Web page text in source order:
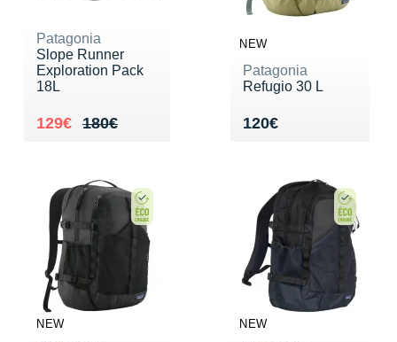
Patagonia
Slope Runner
Exploration Pack
18L
180€
Au lieu de 180€
129€
Vendu 129€
NEW
Patagonia
Refugio 30 L
120€
Vendu 120€
NEW NEW